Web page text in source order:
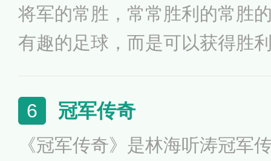
将军的常胜，常常胜利的常胜
有趣的足球，而是可以获得胜
个失败者，我想我们一定会有
这是我的故事。
6 冠军传奇
《冠军传奇》是林海听涛冠军